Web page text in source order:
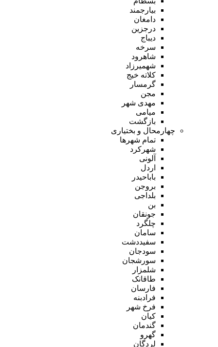
بیارجمند
دامغان
درجزین
دیباج
سرخه
شاهرود
شهمیرزاد
کلاته خیج
گرمسار
مجن
مهدی شهر
میامی
بازگشت
چهارمحال و بختیاری
تمام شهر‌ها
شهرکرد
آلونی
اردل
باباحیدر
بروجن
بلداجی
بن
جونقان
چلگرد
سامان
سفیددشت
سودجان
سورشجان
شلمزار
طاقانک
فارسان
فرادبنه
فرخ شهر
کیان
گندمان
گهرو
لردگان